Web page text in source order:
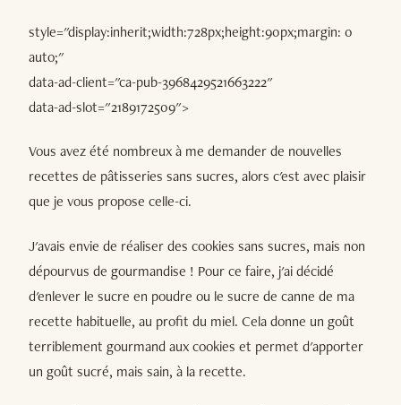
style="display:inherit;width:728px;height:90px;margin: 0
auto;"
data-ad-client="ca-pub-3968429521663222"
data-ad-slot="2189172509">
Vous avez été nombreux à me demander de nouvelles
recettes de pâtisseries sans sucres, alors c'est avec plaisir
que je vous propose celle-ci.
J'avais envie de réaliser des cookies sans sucres, mais non
dépourvus de gourmandise ! Pour ce faire, j'ai décidé
d'enlever le sucre en poudre ou le sucre de canne de ma
recette habituelle, au profit du miel. Cela donne un goût
terriblement gourmand aux cookies et permet d'apporter
un goût sucré, mais sain, à la recette.